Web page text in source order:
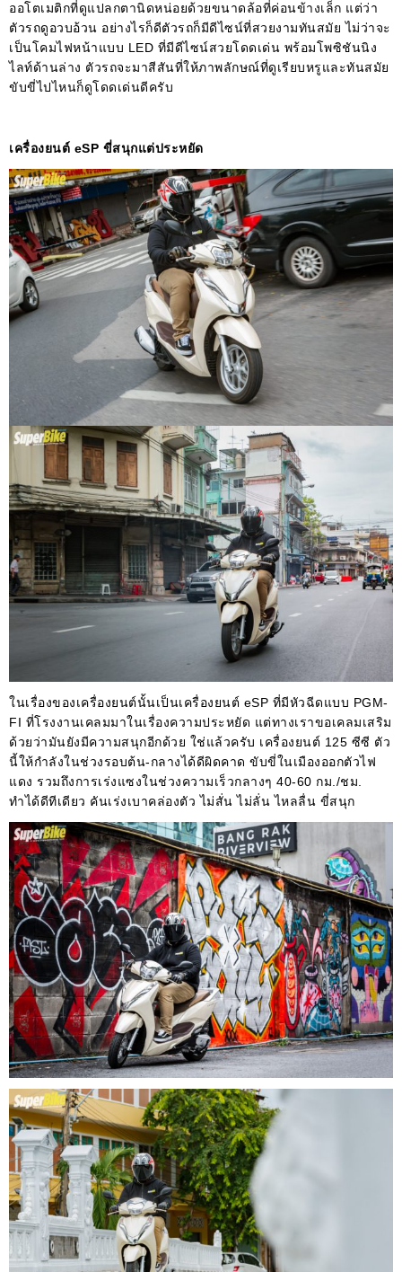
ออโตเมติกที่ดูแปลกตานิดหน่อยด้วยขนาดล้อที่ค่อนข้างเล็ก แต่ว่า
ตัวรถดูอวบอ้วน อย่างไรก็ดีตัวรถก็มีดีไซน์ที่สวยงามทันสมัย ไม่ว่าจะ
เป็นโคมไฟหน้าแบบ LED ที่มีดีไซน์สวยโดดเด่น พร้อมโพซิชันนิง
ไลท์ด้านล่าง ตัวรถจะมาสีสันที่ให้ภาพลักษณ์ที่ดูเรียบหรูและทันสมัย
ขับขี่ไปไหนก็ดูโดดเด่นดีครับ
เครื่องยนต์ eSP ขี่สนุกแต่ประหยัด
ในเรื่องของเครื่องยนต์นั้นเป็นเครื่องยนต์ eSP ที่มีหัวฉีดแบบ PGM-
FI ที่โรงงานเคลมมาในเรื่องความประหยัด แต่ทางเราขอเคลมเสริม
ด้วยว่ามันยังมีความสนุกอีกด้วย ใช่แล้วครับ เครื่องยนต์ 125 ซีซี ตัว
นี้ให้กำลังในช่วงรอบต้น-กลางได้ดีผิดคาด ขับขี่ในเมืองออกตัวไฟ
แดง รวมถึงการเร่งแซงในช่วงความเร็วกลางๆ 40-60 กม./ชม.
ทำได้ดีทีเดียว คันเร่งเบาคล่องตัว ไม่สั่น ไม่ลั่น ไหลลื่น ขี่สนุก